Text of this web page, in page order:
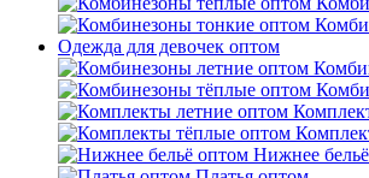
Одежда для девочек оптом
Нижнее